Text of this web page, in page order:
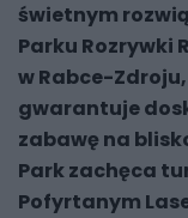
świetnym
Parku Rozrywki
w Rabce-
gwarantuje
zabawę na
Park zachęca
Pofyrtanym